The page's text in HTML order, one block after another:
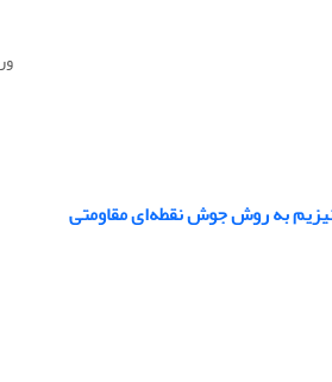
به روش جوش نقطه‌ای مقاومتی